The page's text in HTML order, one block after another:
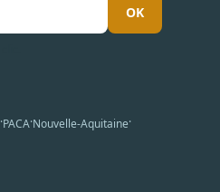
OK
·PACA·Nouvelle-Aquitaine·